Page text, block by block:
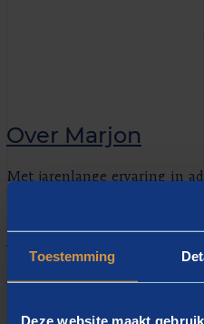
Toestemming
Deze website maakt
Over Marjon
Met jarenlange ervaring in
bij veel verschillende
verandering te
Samen met organisaties in